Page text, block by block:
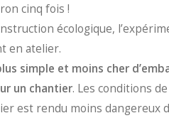
cinq fois !
écologique,
en atelier.
simple et moins cher
un chantier. Les conditions
est rendu moins dangereux